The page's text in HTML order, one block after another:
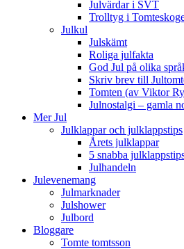
Julvärdar i SVT
Trolltyg i
Julkul
Julskämt
Roliga julfakta
God Jul på olika
Skriv brev till
Tomten (av Viktor
Julnostalgi – gamla
Mer Jul
Julklappar och julklappstips
Årets julklappar
5 snabba
Julhandeln
Julevenemang
Julmarknader
Julshower
Julbord
Bloggare
Tomte tomtsson